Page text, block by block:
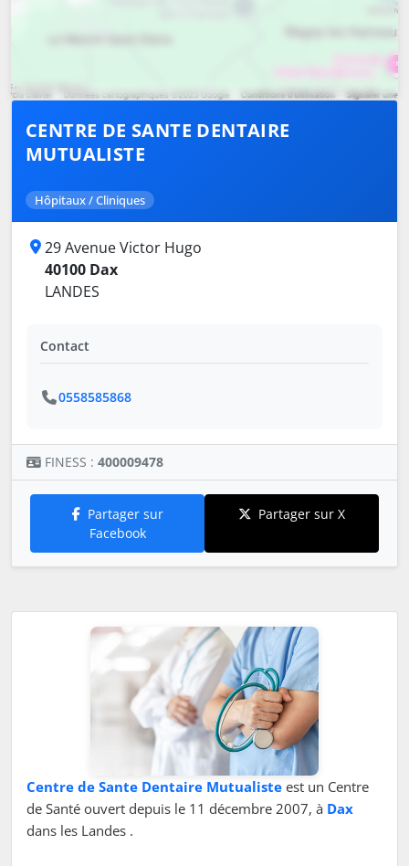
CENTRE DE SANTE DENTAIRE
MUTUALISTE
Hôpitaux / Cliniques
29 Avenue Victor Hugo
40100 Dax
LANDES
Contact
0558585868
FINESS : 400009478
Partager sur
Facebook
Partager sur X
Centre de Sante Dentaire Mutualiste est un Centre
de Santé ouvert depuis le 11 décembre 2007, à Dax
dans les Landes .